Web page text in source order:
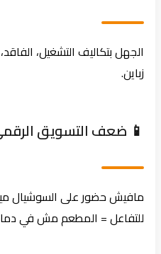
الجهل بتكاليف التشغيل، الفاقد،
زباين.
📱 ضعف التسويق الرقمي
مافيش حضور على السوشيال
للتفاعل = المطعم مش في دماغ